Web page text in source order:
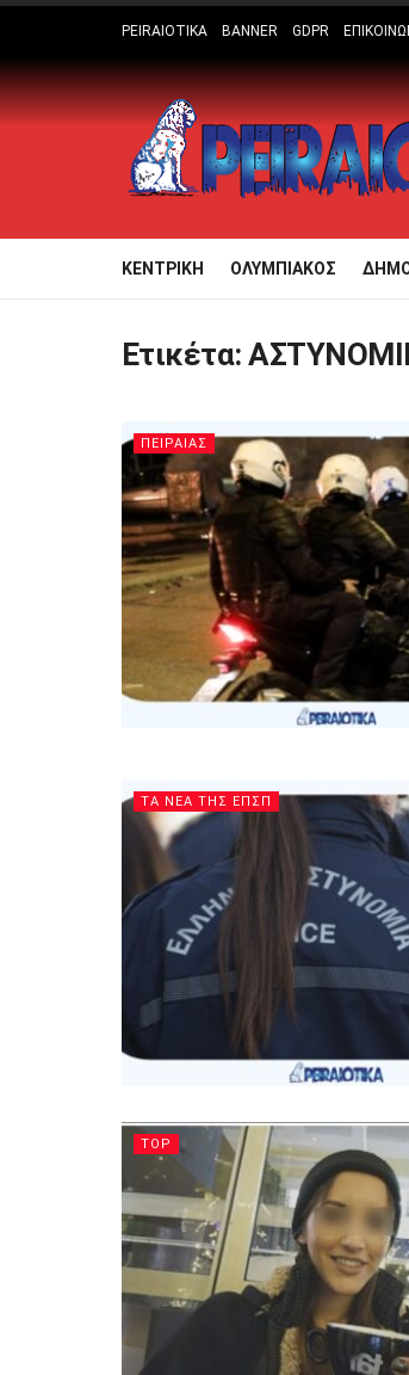
PEIRAIOTIKA BANNER GDPR
ΚΕΝΤΡΙΚΗ ΟΛΥΜΠΙΑΚΟΣ
Ετικέτα:
ΠΕΙΡΑΙΑΣ
ΤΑ ΝΕΑ ΤΗΣ ΕΠΣΠ
TOP